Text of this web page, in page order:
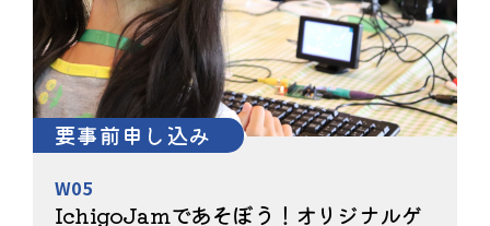
要事前申し込み
W05
IchigoJamであそぼう！オリジナルゲ